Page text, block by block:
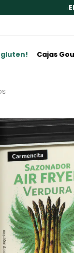
¡
gluten! Cajas